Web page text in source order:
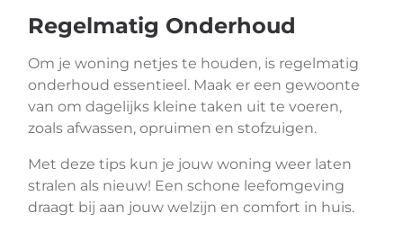
Regelmatig Onderhoud
Om je woning netjes te houden, is regelmatig
onderhoud essentieel. Maak er een gewoonte
van om dagelijks kleine taken uit te voeren,
zoals afwassen, opruimen en stofzuigen.
Met deze tips kun je jouw woning weer laten
stralen als nieuw! Een schone leefomgeving
draagt bij aan jouw welzijn en comfort in huis.